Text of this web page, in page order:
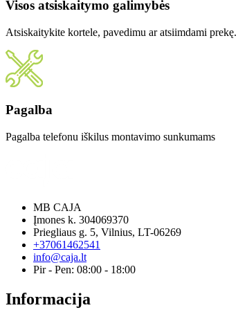
Visos atsiskaitymo galimybės
Atsiskaitykite kortele, pavedimu ar atsiimdami prekę.
Pagalba
Pagalba telefonu iškilus montavimo sunkumams
MB CAJA
Įmones k. 304069370
Priegliaus g. 5, Vilnius, LT-06269
+37061462541
info@caja.lt
Pir - Pen: 08:00 - 18:00
Informacija